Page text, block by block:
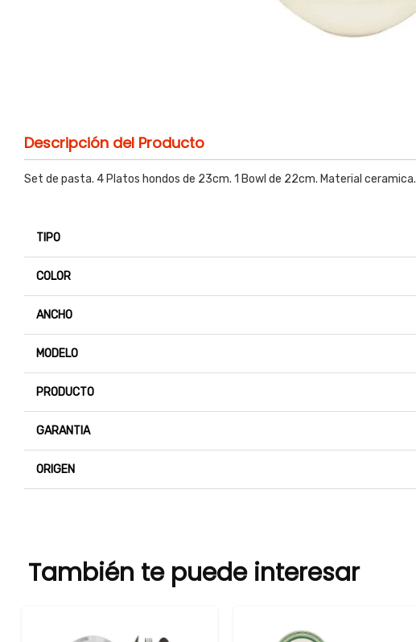
Descripción del Producto
Set de pasta. 4 Platos hondos de 23cm. 1 Bowl de 22cm. Material ceramica.
TIPO
COLOR
ANCHO
MODELO
PRODUCTO
GARANTIA
ORIGEN
También te puede interesar